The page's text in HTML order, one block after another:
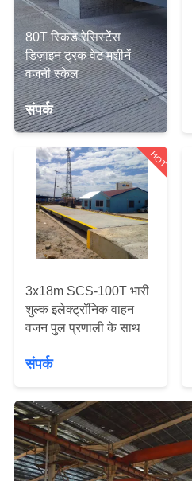
गुणवत्ता
नियंत्रण
संपर्क
करें
BLOG
उद्धरण
विनती
करे
PRIVACY
POLICY
80T स्किड रेसिस्टेंस
डिज़ाइन ट्रक वेट मशीनें
वजनी स्केल
संपर्क
HOT
3x18m SCS-100T भारी
शुल्क इलेक्ट्रॉनिक वाहन
वजन पुल प्रणाली के साथ
संपर्क